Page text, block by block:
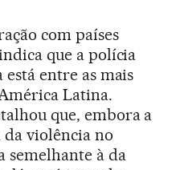
com países
que a polícia
entre as mais
Latina.
que, embora a
violência no
semelhante à da